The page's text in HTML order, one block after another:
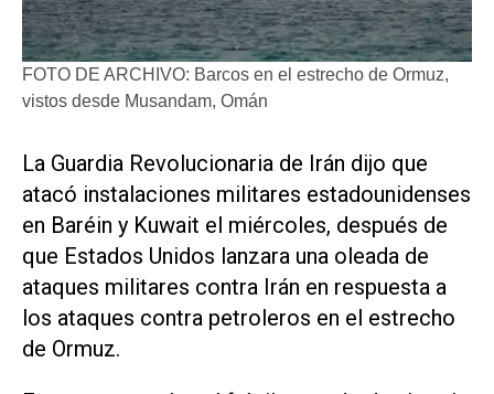
FOTO DE ARCHIVO: Barcos en el estrecho de Ormuz,
vistos desde Musandam, Omán
La Guardia Revolucionaria de Irán ​dijo que
atacó instalaciones militares estadounidenses
en Baréin y Kuwait el miércoles, después de
que Estados Unidos lanzara una oleada de
ataques militares contra Irán en respuesta a
los ataques contra petroleros en el estrecho
de ‌Ormuz.